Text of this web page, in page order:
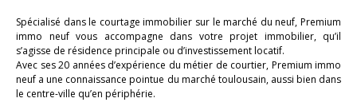
Spécialisé dans le courtage immobilier sur le marché du neuf, Premium
immo neuf vous accompagne dans votre projet immobilier, qu’il
s’agisse de résidence principale ou d’investissement locatif.
Avec ses 20 années d’expérience du métier de courtier, Premium immo
neuf a une connaissance pointue du marché toulousain, aussi bien dans
le centre-ville qu’en périphérie.